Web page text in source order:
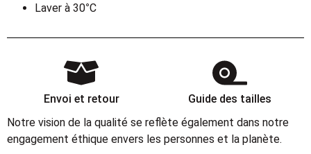
Laver à 30°C
Envoi et retour
Guide des tailles
Notre vision de la qualité se reflète également dans notre
engagement éthique envers les personnes et la planète.